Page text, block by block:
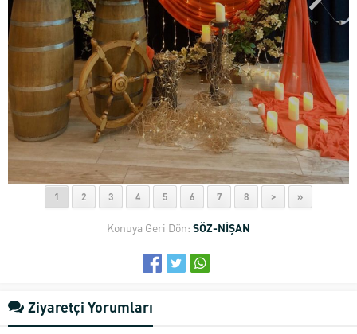
1 2 3 4 5 6 7 8 > »
Konuya Geri Dön: SÖZ-NİŞAN
Ziyaretçi Yorumları